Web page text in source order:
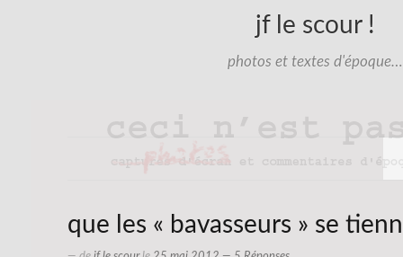
jf le scour !
photos et textes d'époque…
que les « bavasseurs » se